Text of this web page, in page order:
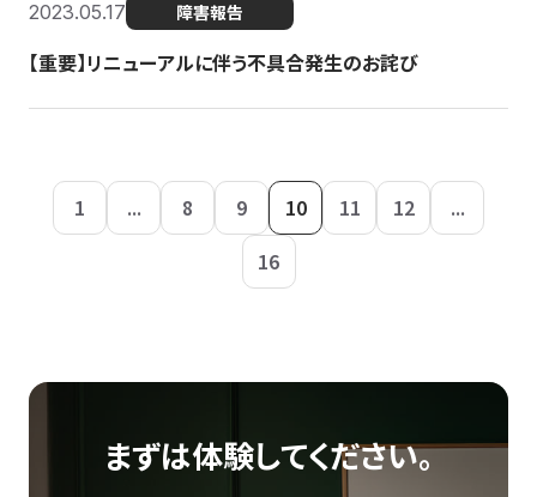
2023.05.17 障害報告
【重要】リニューアルに伴う不具合発生のお詫び
1 ... 8 9 10 11 12
...
16
まずは体験してください。